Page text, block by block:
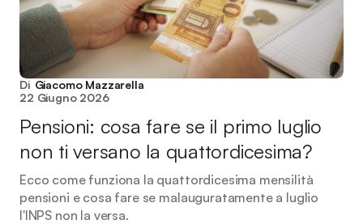
Di Giacomo Mazzarella
22 Giugno 2026
Pensioni: cosa fare se il primo luglio
non ti versano la quattordicesima?
Ecco come funziona la quattordicesima mensilità
pensioni e cosa fare se malauguratamente a luglio
l'INPS non la versa.